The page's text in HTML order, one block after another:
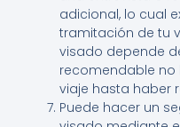
adicional, lo cual
tramitación de tu
visado depende
recomendable no
viaje hasta haber
Puede hacer un